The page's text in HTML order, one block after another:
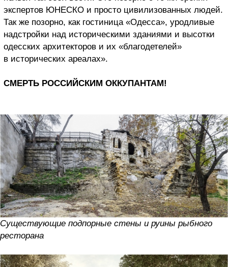
экспертов ЮНЕСКО и просто цивилизованных людей.
Так же позорно, как гостиница «Одесса», уродливые
надстройки над историческими зданиями и высотки
одесских архитекторов и их «благодетелей»
в исторических ареалах».
СМЕРТЬ РОССИЙСКИМ ОККУПАНТАМ!
Существующие подпорные стены и руины рыбного
ресторана